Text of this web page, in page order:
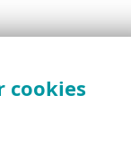
cookies